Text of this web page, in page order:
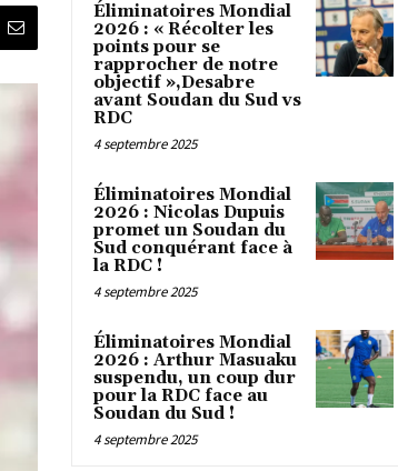
Éliminatoires Mondial
2026 : « Récolter les
points pour se
rapprocher de notre
objectif »,Desabre
avant Soudan du Sud vs
RDC
4 septembre 2025
Éliminatoires Mondial
2026 : Nicolas Dupuis
promet un Soudan du
Sud conquérant face à
la RDC !
4 septembre 2025
Éliminatoires Mondial
2026 : Arthur Masuaku
suspendu, un coup dur
pour la RDC face au
Soudan du Sud !
4 septembre 2025